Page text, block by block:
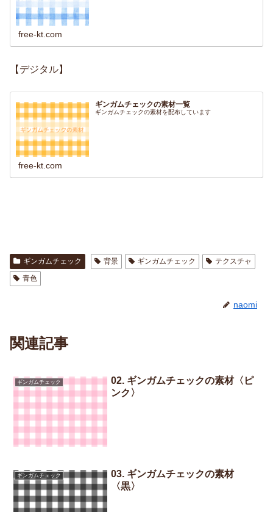
free-kt.com
【デジタル】
ギンガムチェックの素材一覧
ギンガムチェックの素材を配布しています
free-kt.com
ギンガムチェック 背景 ギンガムチェック
テクスチャ
青色
naomi
関連記事
ギンガムチェック
02. ギンガムチェックの素材〈ピ
ンク〉
ギンガムチェック
03. ギンガムチェックの素材
〈黒〉